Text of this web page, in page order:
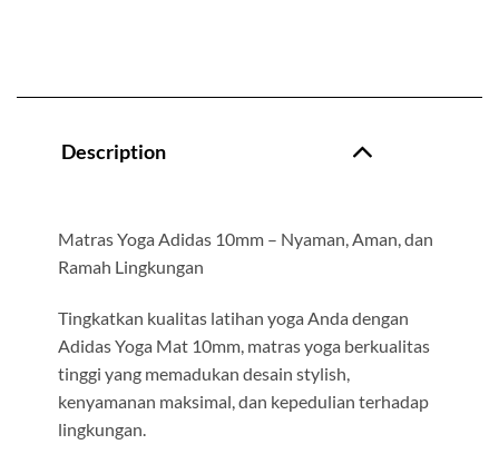
Description
Matras Yoga Adidas 10mm – Nyaman, Aman, dan
Ramah Lingkungan
Tingkatkan kualitas latihan yoga Anda dengan
Adidas Yoga Mat 10mm, matras yoga berkualitas
tinggi yang memadukan desain stylish,
kenyamanan maksimal, dan kepedulian terhadap
lingkungan.